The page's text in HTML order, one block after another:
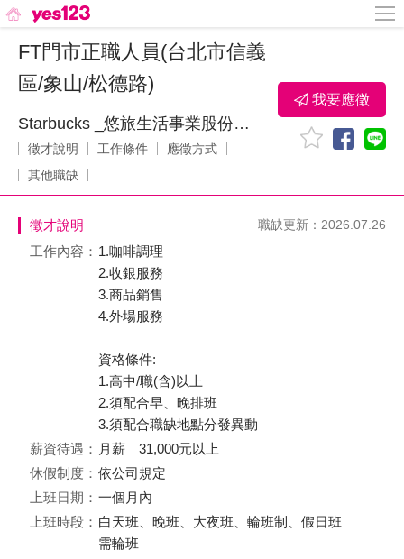
FT門市正職人員(台北市信義
區/象山/松德路)
Starbucks _悠旅生活事業股份有限公司
徵才說明 工作條件
應徵方式
其他職缺
我要應徵
徵才說明 職缺更新：2026.07.26
工作內容： 1.咖啡調理
2.收銀服務
3.商品銷售
4.外場服務
資格條件:
1.高中/職(含)以上
2.須配合早、晚排班
3.須配合職缺地點分發異動
薪資待遇： 月薪 31,000元以上
休假制度： 依公司規定
上班日期： 一個月內
上班時段： 白天班、晚班、大夜班、輪班制、假日班
需輪班